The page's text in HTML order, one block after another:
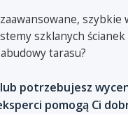
szybkie
szklanych ścianek
tarasu?
potrzebujesz
pomogą Ci